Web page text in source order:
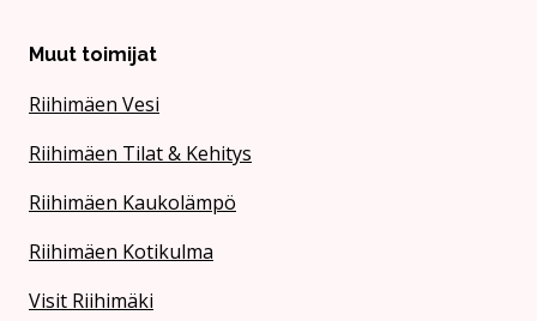
Muut toimijat
Riihimäen Vesi
Riihimäen Tilat & Kehitys
Riihimäen Kaukolämpö
Riihimäen Kotikulma
Visit Riihimäki